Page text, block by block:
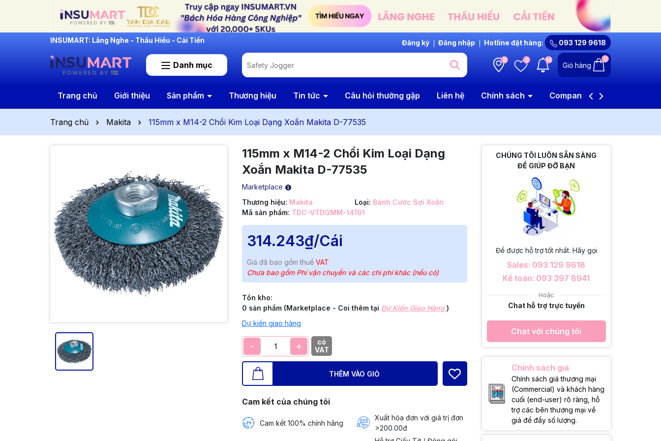
INSUMART: Lắng Nghe - Thấu Hiểu - Cải Tiến Đăng ký Đăng nhập Hotline đặt hàng: 093 129 9618
Danh mục
8 0 14
Giỏ hàng
0
Trang chủ Giới thiệu Sản phẩm Thương hiệu Tin tức Câu hỏi thường gặp Liên hệ Chính sách Company Profile
Trang chủ Makita 115mm x M14-2 Chổi Kim Loại Dạng Xoắn Makita D-77535
115mm x M14-2 Chổi Kim Loại Dạng
Xoắn Makita D-77535
Marketplace
Thương hiệu: Makita Loại: Bánh Cước Sợi Xoắn
Mã sản phẩm: TDC-VTDGMM-14191
314.243₫/Cái
Giá đã bao gồm thuế VAT
Chưa bao gồm Phí vận chuyển và các chi phí khác (nếu có)
Tồn kho:
0 sản phẩm (Marketplace - Coi thêm tại Dự Kiến Giao Hàng)
Dự kiến giao hàng
- +
có
VAT
THÊM VÀO GIỎ
Cam kết của chúng tôi
Cam kết 100% chính hãng
Xuất hóa đơn với giá trị đơn
>200.00đ
CHÚNG TÔI LUÔN SẴN SÀNG
ĐỂ GIÚP ĐỠ BẠN
Để được hỗ trợ tốt nhất. Hãy gọi
Sales: 093 129 9618
Kế toán: 093 397 8941
Hoặc
Chat hỗ trợ trực tuyến
Chat với chúng tôi
Chính sách giá
Chính sách giá thương mại
(Commercial) và khách hàng
cuối (end-user) rõ ràng, hỗ
trợ các bên thương mại về
giá để đẩy số lượng.